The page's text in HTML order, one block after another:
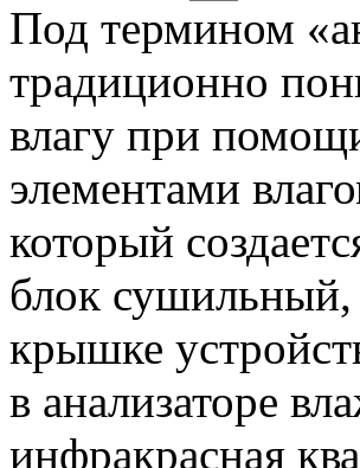
Под термином
традиционно
влагу при
элементами
который
блок сушильный,
крышке
в анализаторе
инфракрасная